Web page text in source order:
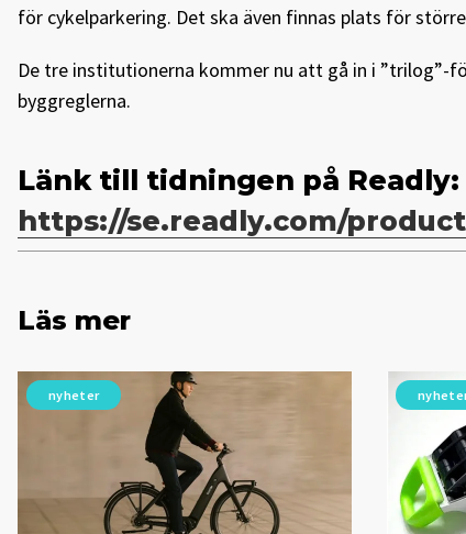
för cykelparkering. Det ska även finnas plats för
De tre institutionerna kommer nu att gå in i
byggreglerna.
Länk till tidningen på Readly:
https://se.readly.com/
Läs mer
nyheter